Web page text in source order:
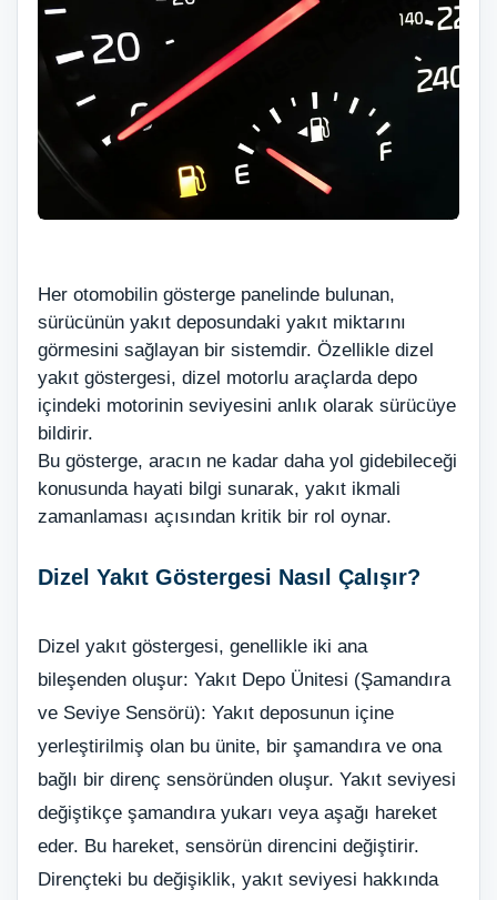
Her otomobilin gösterge panelinde bulunan,
sürücünün yakıt deposundaki yakıt miktarını
görmesini sağlayan bir sistemdir. Özellikle dizel
yakıt göstergesi, dizel motorlu araçlarda depo
içindeki motorinin seviyesini anlık olarak sürücüye
bildirir.
Bu gösterge, aracın ne kadar daha yol gidebileceği
konusunda hayati bilgi sunarak, yakıt ikmali
zamanlaması açısından kritik bir rol oynar.
Dizel Yakıt Göstergesi Nasıl Çalışır?
Dizel yakıt göstergesi, genellikle iki ana
bileşenden oluşur: Yakıt Depo Ünitesi (Şamandıra
ve Seviye Sensörü): Yakıt deposunun içine
yerleştirilmiş olan bu ünite, bir şamandıra ve ona
bağlı bir direnç sensöründen oluşur. Yakıt seviyesi
değiştikçe şamandıra yukarı veya aşağı hareket
eder. Bu hareket, sensörün direncini değiştirir.
Dirençteki bu değişiklik, yakıt seviyesi hakkında